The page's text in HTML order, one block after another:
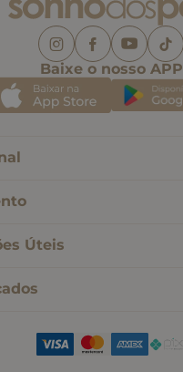
Baixe o nosso APP
Úteis